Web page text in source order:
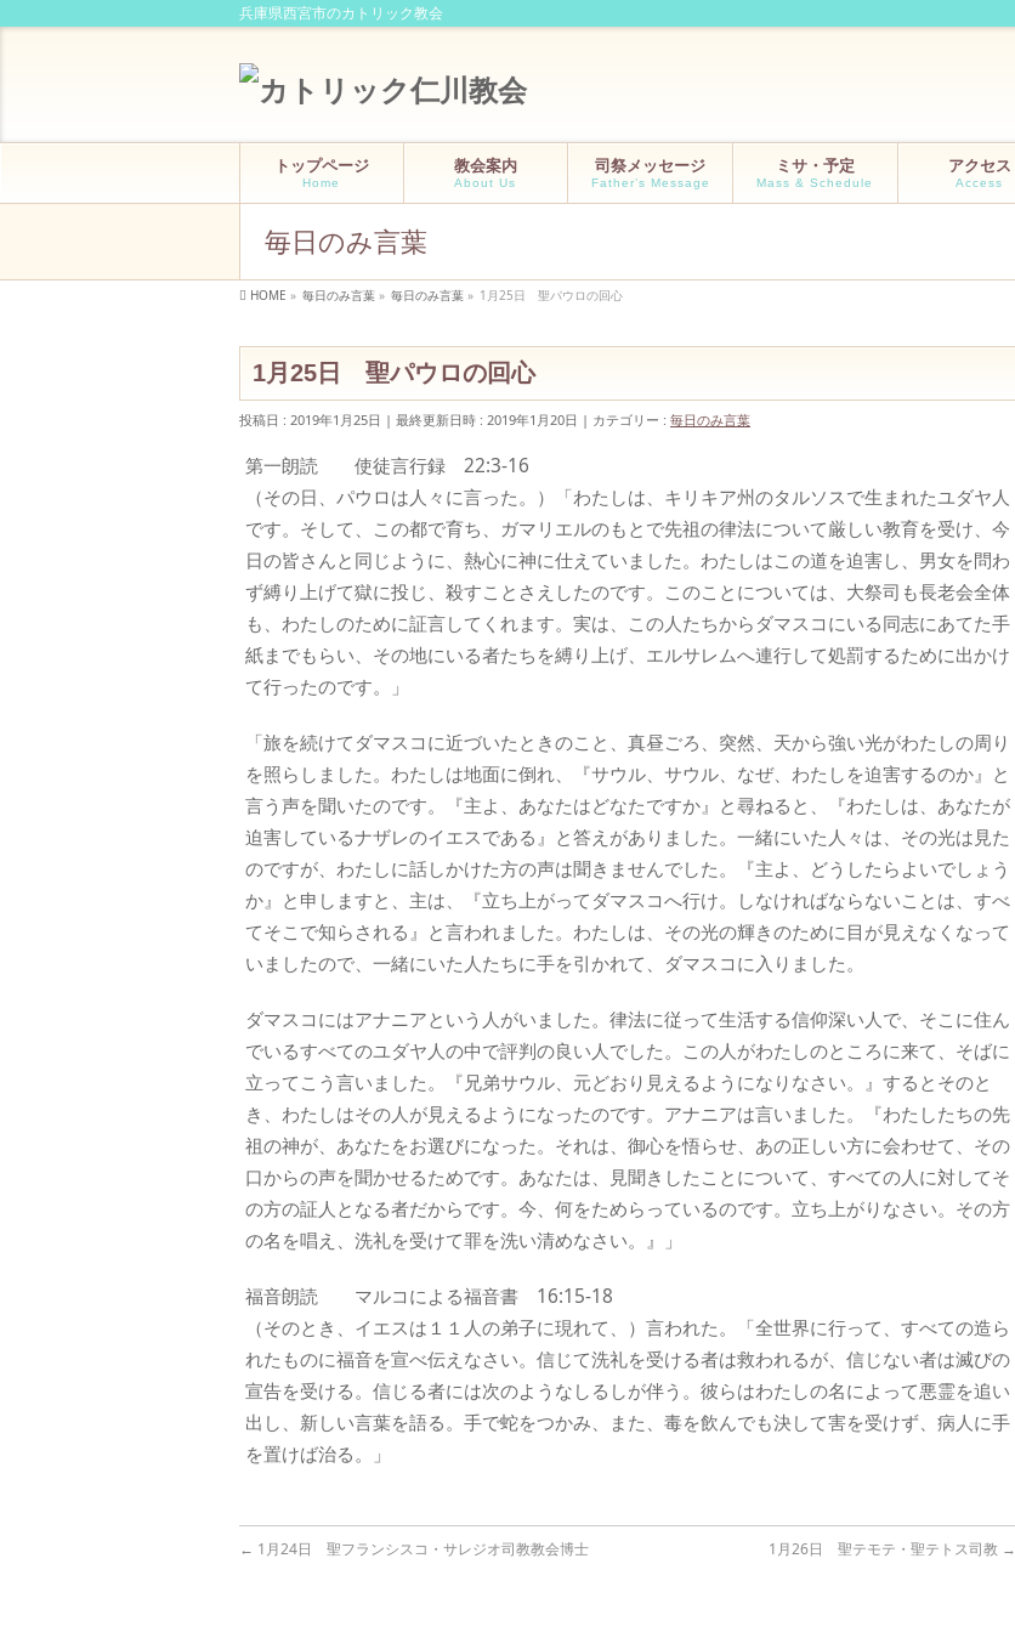
兵庫県西宮市のカトリック教会
トップページ
Home
教会案内
About Us
司祭メッセージ
Father’s Message
ミサ・予定
Mass & Schedule
アクセス
Access
毎日のみ言葉
HOME » 毎日のみ言葉 » 毎日のみ言葉 » 1月25日 聖パウロの回心
1月25日 聖パウロの回心
投稿日 : 2019年1月25日 最終更新日時 : 2019年1月20日 カテゴリー : 毎日のみ言葉
第一朗読 使徒言行録 22:3-16
（その日、パウロは人々に言った。）「わたしは、キリキア州のタルソスで生まれたユダヤ人
です。そして、この都で育ち、ガマリエルのもとで先祖の律法について厳しい教育を受け、今
日の皆さんと同じように、熱心に神に仕えていました。わたしはこの道を迫害し、男女を問わ
ず縛り上げて獄に投じ、殺すことさえしたのです。このことについては、大祭司も長老会全体
も、わたしのために証言してくれます。実は、この人たちからダマスコにいる同志にあてた手
紙までもらい、その地にいる者たちを縛り上げ、エルサレムへ連行して処罰するために出かけ
て行ったのです。」
「旅を続けてダマスコに近づいたときのこと、真昼ごろ、突然、天から強い光がわたしの周り
を照らしました。わたしは地面に倒れ、『サウル、サウル、なぜ、わたしを迫害するのか』と
言う声を聞いたのです。『主よ、あなたはどなたですか』と尋ねると、『わたしは、あなたが
迫害しているナザレのイエスである』と答えがありました。一緒にいた人々は、その光は見た
のですが、わたしに話しかけた方の声は聞きませんでした。『主よ、どうしたらよいでしょう
か』と申しますと、主は、『立ち上がってダマスコへ行け。しなければならないことは、すべ
てそこで知らされる』と言われました。わたしは、その光の輝きのために目が見えなくなって
いましたので、一緒にいた人たちに手を引かれて、ダマスコに入りました。
ダマスコにはアナニアという人がいました。律法に従って生活する信仰深い人で、そこに住ん
でいるすべてのユダヤ人の中で評判の良い人でした。この人がわたしのところに来て、そばに
立ってこう言いました。『兄弟サウル、元どおり見えるようになりなさい。』するとそのと
き、わたしはその人が見えるようになったのです。アナニアは言いました。『わたしたちの先
祖の神が、あなたをお選びになった。それは、御心を悟らせ、あの正しい方に会わせて、その
口からの声を聞かせるためです。あなたは、見聞きしたことについて、すべての人に対してそ
の方の証人となる者だからです。今、何をためらっているのです。立ち上がりなさい。その方
の名を唱え、洗礼を受けて罪を洗い清めなさい。』」
福音朗読 マルコによる福音書 16:15-18
（そのとき、イエスは１１人の弟子に現れて、）言われた。「全世界に行って、すべての造ら
れたものに福音を宣べ伝えなさい。信じて洗礼を受ける者は救われるが、信じない者は滅びの
宣告を受ける。信じる者には次のようなしるしが伴う。彼らはわたしの名によって悪霊を追い
出し、新しい言葉を語る。手で蛇をつかみ、また、毒を飲んでも決して害を受けず、病人に手
を置けば治る。」
← 1月24日 聖フランシスコ・サレジオ司教教会博士 1月26日 聖テモテ・聖テトス司教 →